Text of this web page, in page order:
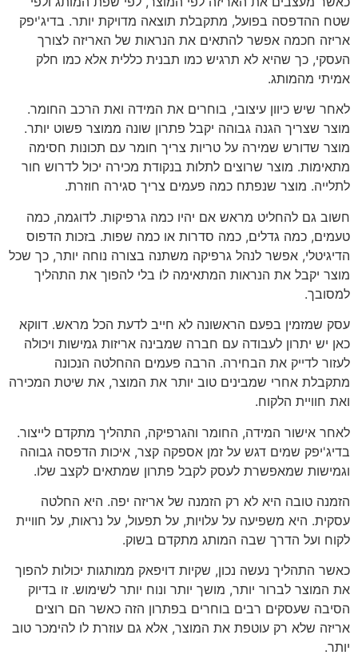
שטח ההדפסה בפועל, מתקבלת תוצאה מדויקת יותר. בדיג'יפק
אריזה חכמה אפשר להתאים את הנראות של האריזה לצורך
העסקי, כך שהיא לא תרגיש כמו תבנית כללית אלא כמו חלק
אמיתי מהמותג.
לאחר שיש כיוון עיצובי, בוחרים את המידה ואת הרכב החומר.
מוצר שצריך הגנה גבוהה יקבל פתרון שונה ממוצר פשוט יותר.
מוצר שדורש שמירה על טריות צריך חומר עם תכונות חסימה
מתאימות. מוצר שרוצים לתלות בנקודת מכירה יכול לדרוש חור
לתלייה. מוצר שנפתח כמה פעמים צריך סגירה חוזרת.
חשוב גם להחליט מראש אם יהיו כמה גרפיקות. לדוגמה, כמה
טעמים, כמה גדלים, כמה סדרות או כמה שפות. בזכות הדפוס
הדיגיטלי, אפשר לנהל גרפיקה משתנה בצורה נוחה יותר, כך שכל
מוצר יקבל את הנראות המתאימה לו בלי להפוך את התהליך
למסובך.
עסק שמזמין בפעם הראשונה לא חייב לדעת הכל מראש. דווקא
כאן יש יתרון לעבודה עם חברה שמבינה אריזות גמישות ויכולה
לעזור לדייק את הבחירה. הרבה פעמים ההחלטה הנכונה
מתקבלת אחרי שמבינים טוב יותר את המוצר, את שיטת המכירה
ואת חוויית הלקוח.
לאחר אישור המידה, החומר והגרפיקה, התהליך מתקדם לייצור.
בדיג'יפק שמים דגש על זמן אספקה קצר, איכות הדפסה גבוהה
וגמישות שמאפשרת לעסק לקבל פתרון שמתאים לקצב שלו.
הזמנה טובה היא לא רק הזמנה של אריזה יפה. היא החלטה
עסקית. היא משפיעה על עלויות, על תפעול, על נראות, על חוויית
לקוח ועל הדרך שבה המותג מתקדם בשוק.
כאשר התהליך נעשה נכון, שקיות דויפאק ממותגות יכולות להפוך
את המוצר לברור יותר, מושך יותר ונוח יותר לשימוש. זו בדיוק
הסיבה שעסקים רבים בוחרים בפתרון הזה כאשר הם רוצים
אריזה שלא רק עוטפת את המוצר, אלא גם עוזרת לו להימכר טוב
יותר.